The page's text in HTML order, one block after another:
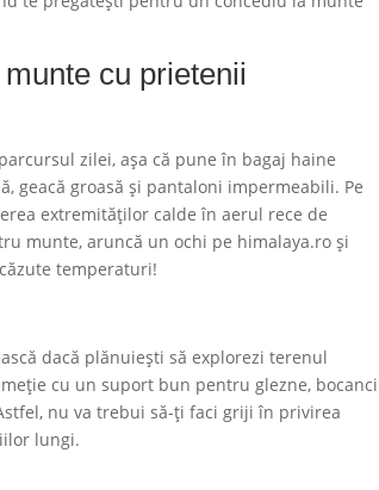
cu prietenii
zilei, așa că pune în bagaj haine
geacă groasă și pantaloni impermeabili. Pe
extremităților calde în aerul rece de
munte, aruncă un ochi pe himalaya.ro și
temperaturi!
dacă plănuiești să explorezi terenul
cu un suport bun pentru glezne, bocanci
nu va trebui să-ți faci griji în privirea
lungi.